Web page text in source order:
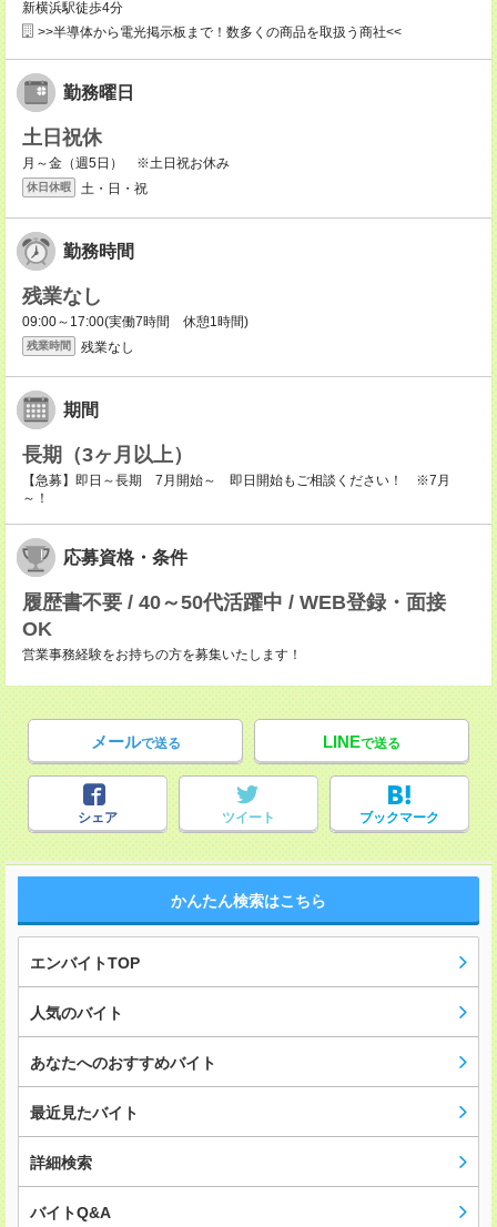
新横浜駅徒歩4分
>>半導体から電光掲示板まで！数多くの商品を取扱う商社<<
勤務曜日
土日祝休
月～金（週5日） ※土日祝お休み
休日休暇 土・日・祝
勤務時間
残業なし
09:00～17:00(実働7時間 休憩1時間)
残業時間 残業なし
期間
長期（3ヶ月以上）
【急募】即日～長期 7月開始～ 即日開始もご相談ください！ ※7月
～！
応募資格・条件
履歴書不要 / 40～50代活躍中 / WEB登録・面接
OK
営業事務経験をお持ちの方を募集いたします！
メールで送る LINEで送る
シェア ツイート ブックマーク
かんたん検索はこちら
エンバイトTOP
人気のバイト
あなたへのおすすめバイト
最近見たバイト
詳細検索
バイトQ&A